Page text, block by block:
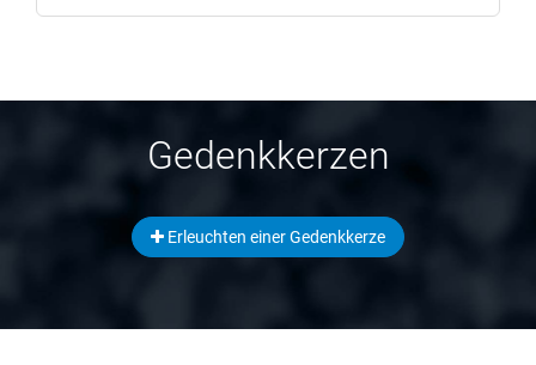
Gedenkkerzen
Erleuchten einer Gedenkkerze